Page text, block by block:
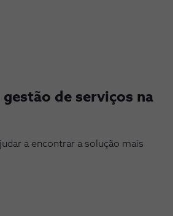
de serviços na
a encontrar a solução mais